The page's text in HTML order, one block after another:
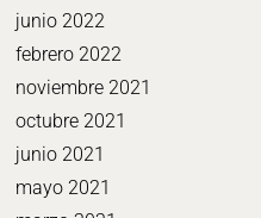
junio 2022
febrero 2022
noviembre 2021
octubre 2021
junio 2021
mayo 2021